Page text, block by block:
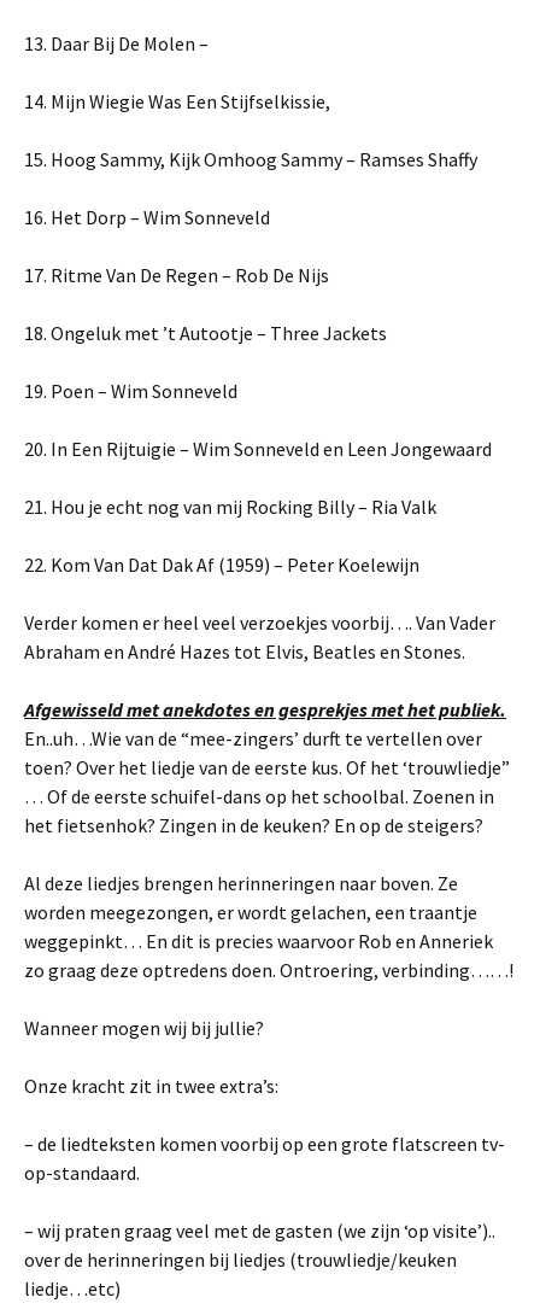
13. Daar Bij De Molen –
14. Mijn Wiegie Was Een Stijfselkissie,
15. Hoog Sammy, Kijk Omhoog Sammy – Ramses Shaffy
16. Het Dorp – Wim Sonneveld
17. Ritme Van De Regen – Rob De Nijs
18. Ongeluk met ’t Autootje – Three Jackets
19. Poen – Wim Sonneveld
20. In Een Rijtuigie – Wim Sonneveld en Leen Jongewaard
21. Hou je echt nog van mij Rocking Billy – Ria Valk
22. Kom Van Dat Dak Af (1959) – Peter Koelewijn
Verder komen er heel veel verzoekjes voorbij…. Van Vader
Abraham en André Hazes tot Elvis, Beatles en Stones.
Afgewisseld met anekdotes en gesprekjes met het publiek.
En..uh…Wie van de “mee-zingers’ durft te vertellen over
toen? Over het liedje van de eerste kus. Of het ‘trouwliedje”
… Of de eerste schuifel-dans op het schoolbal. Zoenen in
het fietsenhok? Zingen in de keuken? En op de steigers?
Al deze liedjes brengen herinneringen naar boven. Ze
worden meegezongen, er wordt gelachen, een traantje
weggepinkt… En dit is precies waarvoor Rob en Anneriek
zo graag deze optredens doen. Ontroering, verbinding……!
Wanneer mogen wij bij jullie?
Onze kracht zit in twee extra’s:
– de liedteksten komen voorbij op een grote flatscreen tv-
op-standaard.
– wij praten graag veel met de gasten (we zijn ‘op visite’)..
over de herinneringen bij liedjes (trouwliedje/keuken
liedje…etc)